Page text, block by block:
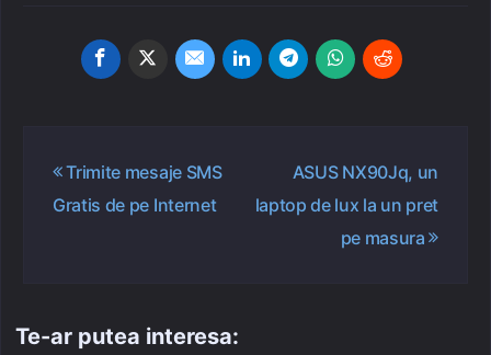
Navigare
articole
Trimite mesaje SMS
Gratis de pe Internet
ASUS NX90Jq, un
laptop de lux la un pret
pe masura
Te-ar putea interesa: